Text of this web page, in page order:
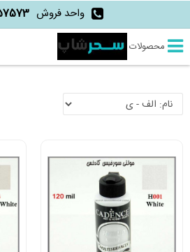
واحد فروش
محصولات